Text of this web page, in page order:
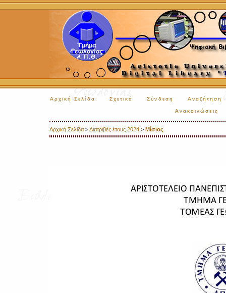
Αρχική Σελίδα Σχετικά Σύνδεση Αναζήτηση
Ανακοινώσεις
Αρχική Σελίδα >Διατριβές έτους 2024 > Μίσιος